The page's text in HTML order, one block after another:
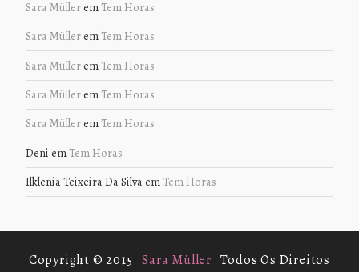
Sara Müllerem Tem Horas
Sara Müllerem Tem Horas
Sara Müllerem Tem Horas
Sara Müllerem Tem Horas
Sara Müllerem Tem Horas
Deni em Tem Horas
Ilklenia Teixeira Da Silvaem Tem Horas
Copyright © 2015 Sara Müller Todos Os Direitos